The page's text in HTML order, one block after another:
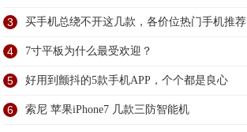
3 买手机总绕不开这几款，各价位热门手机推荐
4 7寸平板为什么最受欢迎？
5 好用到颤抖的5款手机APP，个个都是良心
6 索尼 苹果iPhone7 几款三防智能机